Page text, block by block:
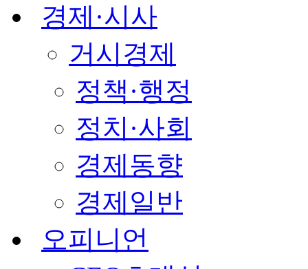
경제·시사
거시경제
정책·행정
정치·사회
경제동향
경제일반
오피니언